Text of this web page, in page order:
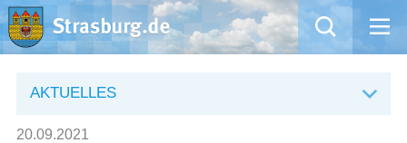
Aktuelles
AKTUELLES
20.09.2021